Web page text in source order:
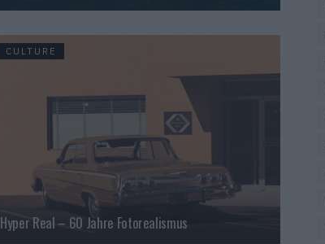
CULTURE
Hyper Real – 60 Jahre Fotorealismus